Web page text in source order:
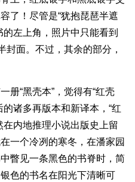
了！尽管是“犹抱琵琶半遮
左上角，照片中只能看到
封面。不过，其余的部分，
“黑壳本”，觉得有“红壳
诸多再版本和新译本，“红
内地推理小说出版史上留
一个冷冽的寒冬，在潘家园
瞥见一条黑色的书脊时，简
色的书名在阳光下清晰可